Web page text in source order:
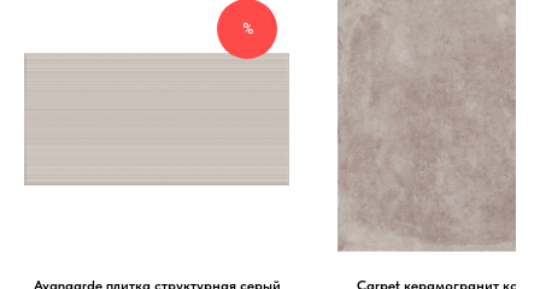
%
Avangarde плитка структурная серый
Carpet керамогранит